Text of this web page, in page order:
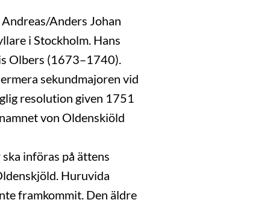
Anders Johan
i Stockholm. Hans
Olbers (1673–1740).
sekundmajoren vid
resolution given 1751
von Oldenskiöld
införas på ättens
Huruvida
framkommit. Den äldre